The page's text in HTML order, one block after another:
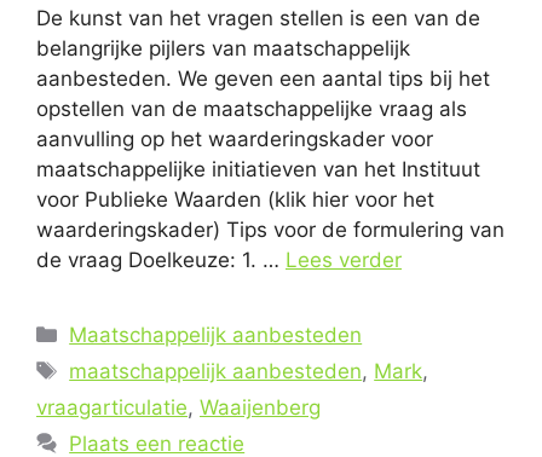
De kunst van het vragen stellen is een van de
belangrijke pijlers van maatschappelijk
aanbesteden. We geven een aantal tips bij het
opstellen van de maatschappelijke vraag als
aanvulling op het waarderingskader voor
maatschappelijke initiatieven van het Instituut
voor Publieke Waarden (klik hier voor het
waarderingskader) Tips voor de formulering van
de vraag Doelkeuze: 1. … Lees verder
Categorieën
Maatschappelijk aanbesteden
Tags
maatschappelijk aanbesteden, Mark,
vraagarticulatie, Waaijenberg
Plaats een reactie